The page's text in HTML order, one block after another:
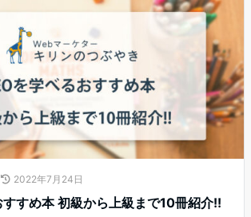
2022年7月24日
すめ本 初級から上級まで10冊紹介!!